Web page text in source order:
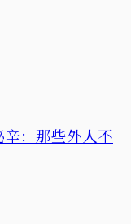
辛：那些外人不